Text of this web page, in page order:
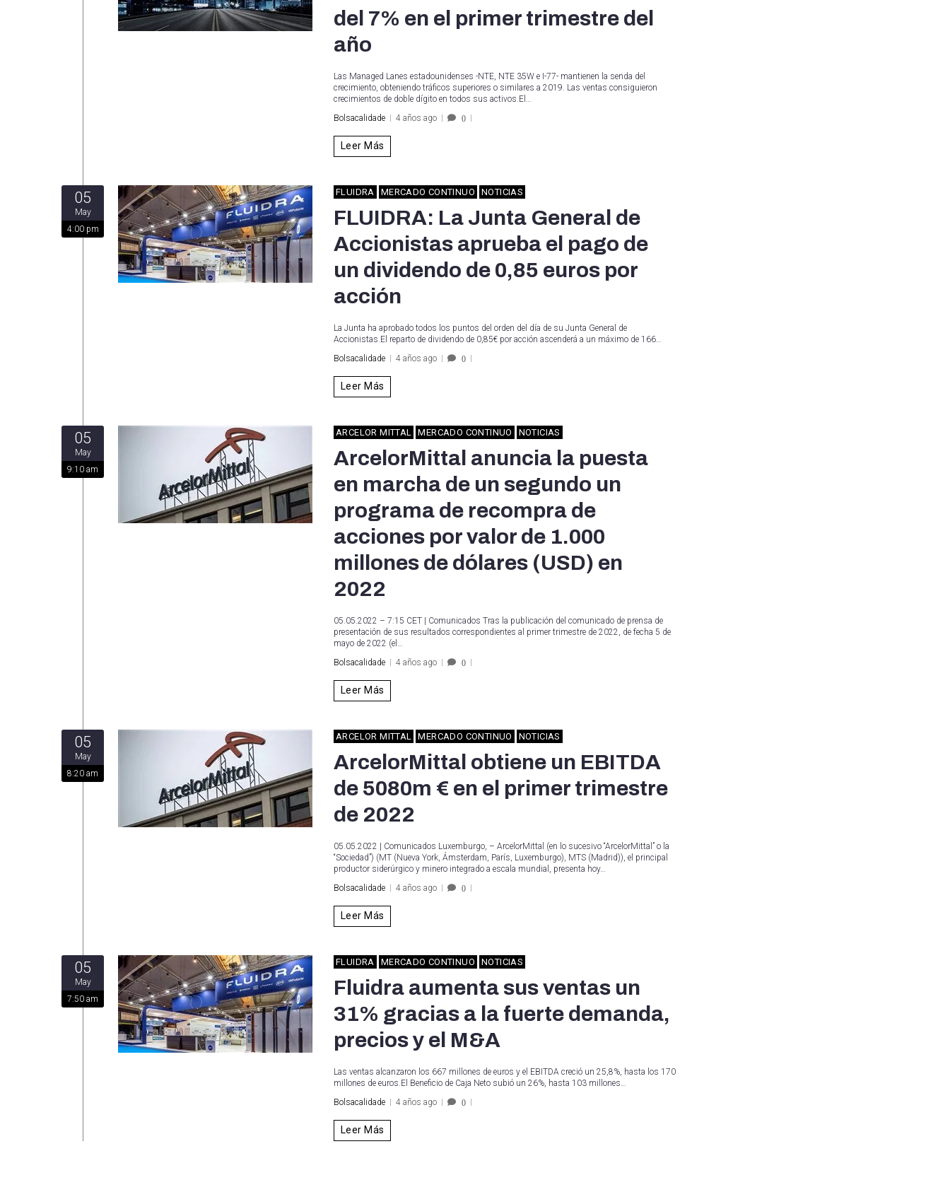
del 7% en el primer trimestre del
año
Las Managed Lanes estadounidenses -NTE, NTE 35W e I-77- mantienen la senda del
crecimiento, obteniendo tráficos superiores o similares a 2019. Las ventas consiguieron
crecimientos de doble dígito en todos sus activos.El…
Bolsacalidade
4 años ago 0
Leer Más
05
May
4:00 pm
FLUIDRA MERCADO CONTINUO NOTICIAS
FLUIDRA: La Junta General de
Accionistas aprueba el pago de
un dividendo de 0,85 euros por
acción
La Junta ha aprobado todos los puntos del orden del día de su Junta General de
Accionistas.El reparto de dividendo de 0,85€ por acción ascenderá a un máximo de 166…
Bolsacalidade
4 años ago 0
Leer Más
05
May
9:10 am
ARCELOR MITTAL MERCADO CONTINUO NOTICIAS
ArcelorMittal anuncia la puesta
en marcha de un segundo un
programa de recompra de
acciones por valor de 1.000
millones de dólares (USD) en
2022
05.05.2022 – 7:15 CET | Comunicados Tras la publicación del comunicado de prensa de
presentación de sus resultados correspondientes al primer trimestre de 2022, de fecha 5 de
mayo de 2022 (el…
Bolsacalidade
4 años ago 0
Leer Más
05
May
8:20 am
ARCELOR MITTAL MERCADO CONTINUO NOTICIAS
ArcelorMittal obtiene un EBITDA
de 5080m € en el primer trimestre
de 2022
05.05.2022 | Comunicados Luxemburgo, – ArcelorMittal (en lo sucesivo “ArcelorMittal” o la
“Sociedad”) (MT (Nueva York, Ámsterdam, París, Luxemburgo), MTS (Madrid)), el principal
productor siderúrgico y minero integrado a escala mundial, presenta hoy…
Bolsacalidade
4 años ago 0
Leer Más
05
May
7:50 am
FLUIDRA MERCADO CONTINUO NOTICIAS
Fluidra aumenta sus ventas un
31% gracias a la fuerte demanda,
precios y el M&A
Las ventas alcanzaron los 667 millones de euros y el EBITDA creció un 25,8%, hasta los 170
millones de euros.El Beneficio de Caja Neto subió un 26%, hasta 103 millones…
Bolsacalidade
4 años ago 0
Leer Más